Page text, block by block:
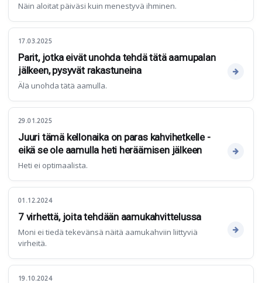
Näin aloitat päiväsi kuin menestyvä ihminen.
17.03.2025
Parit, jotka eivät unohda tehdä tätä aamupalan
jälkeen, pysyvät rakastuneina
Älä unohda tätä aamulla.
29.01.2025
Juuri tämä kellonaika on paras kahvihetkelle -
eikä se ole aamulla heti heräämisen jälkeen
Heti ei optimaalista.
01.12.2024
7 virhettä, joita tehdään aamukahvittelussa
Moni ei tiedä tekevänsä näitä aamukahviin liittyviä
virheitä.
19.10.2024